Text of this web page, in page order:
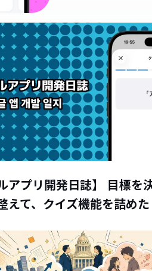
アプリ開発日誌】 目標を
えて、クイズ機能を詰めた